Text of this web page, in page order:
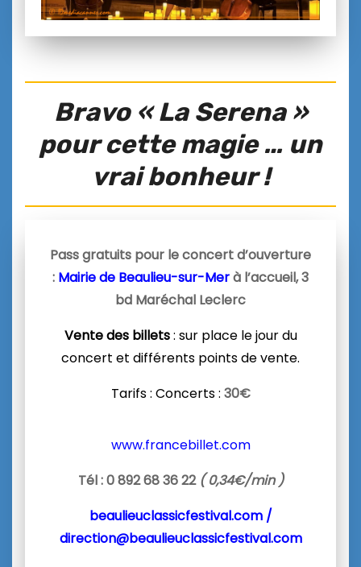
Bravo « La Serena »
pour cette magie … un
vrai bonheur !
Pass gratuits pour le concert d’ouverture
: Mairie de Beaulieu-sur-Merà l’accueil, 3
bd Maréchal Leclerc
Vente des billets: sur place le jour du
concert et différents points de vente.
Tarifs : Concerts : 30€
www.francebillet.com
Tél : 0 892 68 36 22( 0,34€/min )
beaulieuclassicfestival.com /
direction@beaulieuclassicfestival.com